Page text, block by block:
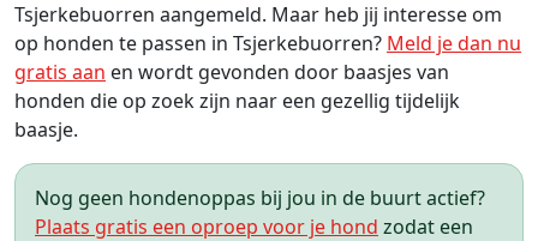
Tsjerkebuorren aangemeld. Maar heb jij interesse om
op honden te passen in Tsjerkebuorren? Meld je dan nu
gratis aan en wordt gevonden door baasjes van
honden die op zoek zijn naar een gezellig tijdelijk
baasje.
Nog geen hondenoppas bij jou in de buurt actief?
Plaats gratis een oproep voor je hond zodat een